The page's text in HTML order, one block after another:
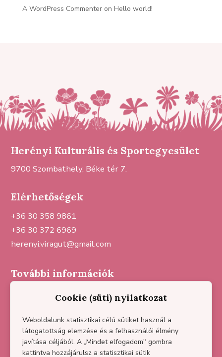
A WordPress Commenteron Hello world!
Herényi Kulturális és Sportegyesület
9700 Szombathely, Béke tér 7.
Elérhetőségek
+36 30 358 9861
+36 30 372 6969
herenyi.viragut@gmail.com
További információk
Sajtómegjelenések
Partnereink
Adatkezelési tájékoztató
Impresszum
Cookie (süti) nyilatkozat
Weboldalunk statisztikai célú sütiket használ a
látogatottság elemzése és a felhasználói élmény
javítása céljából. A „Mindet elfogadom" gombra
kattintva hozzájárulsz a statisztikai sütik